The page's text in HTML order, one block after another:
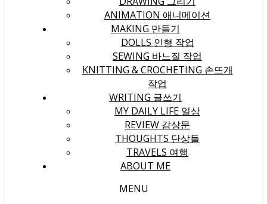
ANIMATION 애니메이션
MAKING 만들기
DOLLS 인형 작업
SEWING 바느질 작업
KNITTING & CROCHETING 손뜨개
작업
WRITING 글쓰기
MY DAILY LIFE 일상
REVIEW 감상문
THOUGHTS 단상들
TRAVELS 여행
ABOUT ME
MENU